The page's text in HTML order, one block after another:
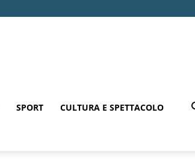
SPORT CULTURA E SPETTACOLO